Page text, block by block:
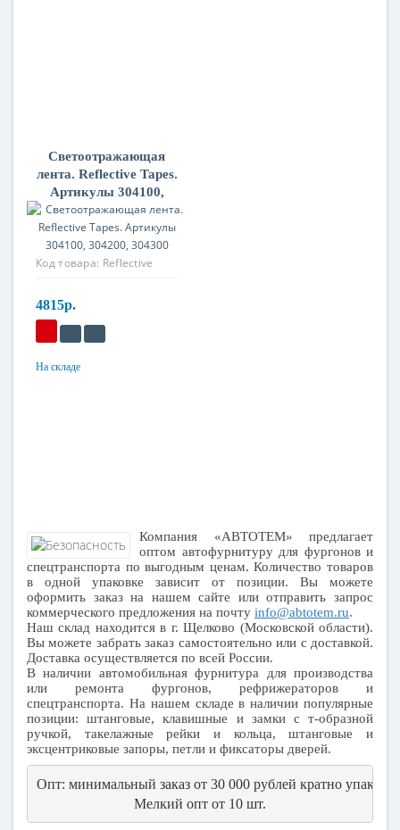
Светоотражающая
лента. Reflective Tapes.
Артикулы 304100,
304200, 304300
Код товара: Reflective
4815р.
На складе
Компания «АВТОТЕМ» предлагает
оптом автофурнитуру для фургонов и
спецтранспорта по выгодным ценам. Количество товаров
в одной упаковке зависит от позиции. Вы можете
оформить заказ на нашем сайте или отправить запрос
коммерческого предложения на почту info@abtotem.ru.
Наш склад находится в г. Щелково (Московской области).
Вы можете забрать заказ самостоятельно или с доставкой.
Доставка осуществляется по всей России.
В наличии автомобильная фурнитура для производства
или ремонта фургонов, рефрижераторов и
спецтранспорта. На нашем складе в наличии популярные
позиции: штанговые, клавишные и замки с т-образной
ручкой, такелажные рейки и кольца, штанговые и
эксцентриковые запоры, петли и фиксаторы дверей.
Опт: минимальный заказ от 30 000 рублей кратно
Мелкий опт от 10 шт.